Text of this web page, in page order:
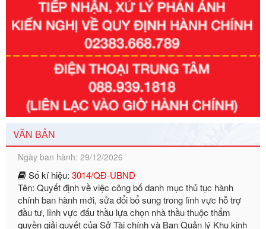
VĂN BẢN
351/2025/NĐ-CP
Tên: Nghị định số 351/2025/NĐ-CP của Chính phủ: Quy
định chuẩn nghèo đa chiều quốc gia giai đoạn 2026 - 2030
Ngày ban hành: 29/12/2026
Số kí hiệu:3014/QĐ-UBND
Tên: Quyết định về việc công bố danh mục thủ tục hành
chính ban hành mới, sửa đổi bổ sung trong lĩnh vực hỗ trợ
đầu tư, lĩnh vực đấu thầu lựa chọn nhà thầu thuộc thẩm
quyền giải quyết của Sở Tài chính và Ban Quản lý Khu kinh
tế Đông Nam Nghệ An
Ngày ban hành: 23/09/2026